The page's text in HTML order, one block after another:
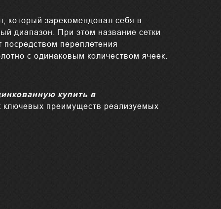
зарекомендовал себя в
диапазон. При этом название сетки
посредством переплетения
с одинаковым количеством ячеек.
купить в
ключевых преимуществ реализуемых